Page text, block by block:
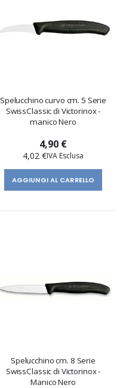
Spelucchino curvo cm. 5 Serie
SwissClassic di Victorinox -
manico Nero
4,90 €
4,02 €
AGGIUNGI AL CARRELLO
Spelucchino cm. 8 Serie
SwissClassic di Victorinox -
Manico Nero